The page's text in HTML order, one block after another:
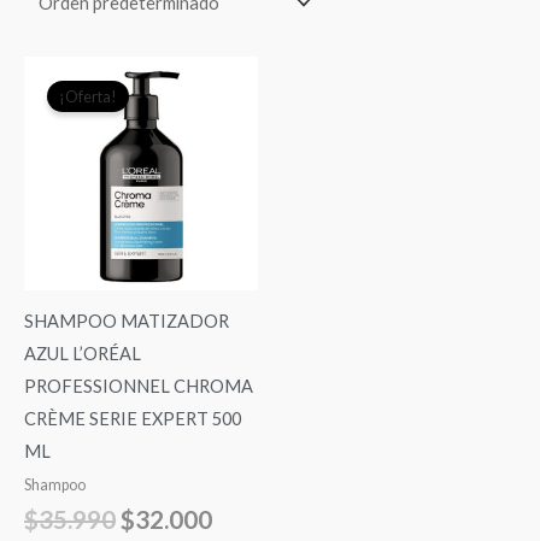
¡Oferta!
SHAMPOO MATIZADOR
AZUL L’ORÉAL
PROFESSIONNEL CHROMA
CRÈME SERIE EXPERT 500
ML
Shampoo
$35.990
El
precio
original
era:
$35.990.
$32.000